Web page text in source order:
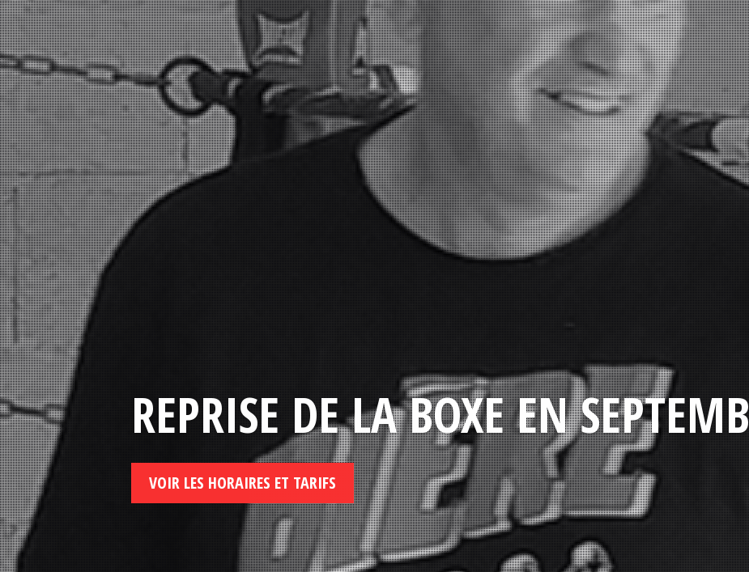
REPRISE DE LA BOXE EN
VOIR LES HORAIRES ET TARIFS